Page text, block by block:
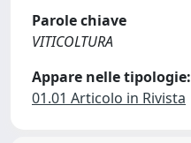
Parole chiave
VITICOLTURA
Appare nelle tipologie:
01.01 Articolo in Rivista